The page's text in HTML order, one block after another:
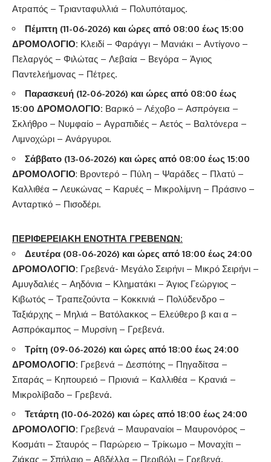
Ατραπός – Τριανταφυλλιά – Πολυπόταμος.
Πέμπτη (11-06-2026) και ώρες από 08:00 έως 15:00
ΔΡΟΜΟΛΟΓΙΟ: Κλειδί – Φαράγγι – Μανιάκι – Αντίγονο –
Πελαργός – Φιλώτας – Λεβαία – Βεγόρα – Άγιος
Παντελεήμονας – Πέτρες.
Παρασκευή (12-06-2026) και ώρες από 08:00 έως
15:00 ΔΡΟΜΟΛΟΓΙΟ: Βαρικό – Λέχοβο – Ασπρόγεια –
Σκλήθρο – Νυμφαίο – Αγραπιδιές – Αετός – Βαλτόνερα –
Λιμνοχώρι – Ανάργυροι.
Σάββατο (13-06-2026) και ώρες από 08:00 έως 15:00
ΔΡΟΜΟΛΟΓΙΟ: Βροντερό – Πύλη – Ψαράδες – Πλατύ –
Καλλιθέα – Λευκώνας – Καρυές – Μικρολίμνη – Πράσινο –
Ανταρτικό – Πισοδέρι.
ΠΕΡΙΦΕΡΕΙΑΚΗ ΕΝΟΤΗΤΑ ΓΡΕΒΕΝΩΝ:
Δευτέρα (08-06-2026) και ώρες από 18:00 έως 24:00
ΔΡΟΜΟΛΟΓΙΟ: Γρεβενά- Μεγάλο Σειρήνι – Μικρό Σειρήνι –
Αμυγδαλιές – Αηδόνια – Κληματάκι – Άγιος Γεώργιος –
Κιβωτός – Τραπεζούντα – Κοκκινιά – Πολύδενδρο –
Ταξιάρχης – Μηλιά – Βατόλακκος – Ελεύθερο β και α –
Ασπρόκαμπος – Μυρσίνη – Γρεβενά.
Τρίτη (09-06-2026) και ώρες από 18:00 έως 24:00
ΔΡΟΜΟΛΟΓΙΟ: Γρεβενά – Δεσπότης – Πηγαδίτσα –
Σιταράς – Κηπουρειό – Πριονιά – Καλλιθέα – Κρανιά –
Μικρολίβαδο – Γρεβενά.
Τετάρτη (10-06-2026) και ώρες από 18:00 έως 24:00
ΔΡΟΜΟΛΟΓΙΟ: Γρεβενά – Μαυραναίοι – Μαυρονόρος –
Κοσμάτι – Σταυρός – Παρώρειο – Τρίκωμο – Μοναχίτι –
Ζιάκας – Σπήλαιο – Αβδέλλα – Περιβόλι – Γρεβενά.